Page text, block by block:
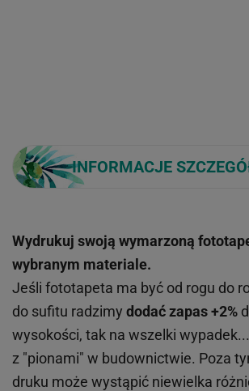
INFORMACJE
Wydrukuj swoją wymarzoną
wybranym materiale.
Jeśli fototapeta ma być od rogu do
do sufitu radzimy dodać zapas +2%
wysokości, tak na wszelki
z "pionami" w budownictwie. Poza
druku może wystąpić niewielka